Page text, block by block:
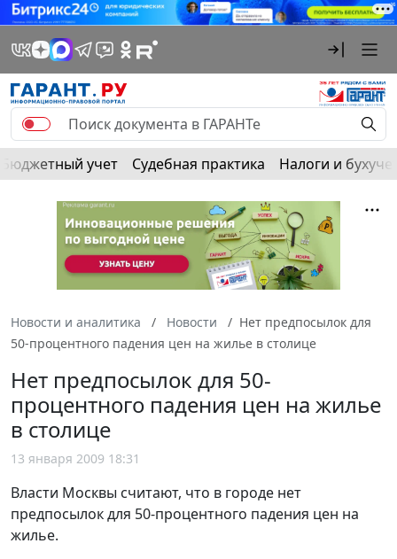
Бюджетный учет Судебная практика Налоги и
Новости и аналитика Новости
Нет предпосылок для
50-процентного падения цен на жилье в столице
Нет предпосылок для 50-
процентного падения цен на жилье
в столице
13 января 2009 18:31
Власти Москвы считают, что в городе нет
предпосылок для 50-процентного падения цен на
жилье.